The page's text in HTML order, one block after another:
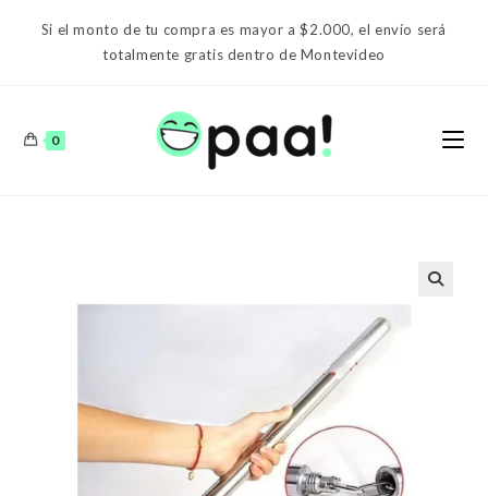
Si el monto de tu compra es mayor a $2.000, el envío será
totalmente gratis dentro de Montevideo
0